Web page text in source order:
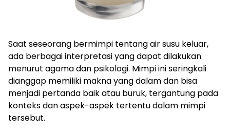
Saat seseorang bermimpi tentang air susu keluar,
ada berbagai interpretasi yang dapat dilakukan
menurut agama dan psikologi. Mimpi ini seringkali
dianggap memiliki makna yang dalam dan bisa
menjadi pertanda baik atau buruk, tergantung pada
konteks dan aspek-aspek tertentu dalam mimpi
tersebut.